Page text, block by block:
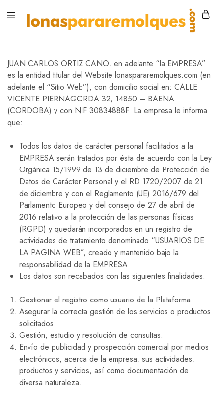
Lonas
para
remolques
Lonas
a
medida
remolques
JUAN CARLOS ORTIZ CANO, en adelante “la EMPRESA”
es la entidad titular del Website lonaspararemolques.com (en
adelante el “Sitio Web”), con domicilio social en: CALLE
VICENTE PIERNAGORDA 32, 14850 – BAENA
(CORDOBA) y con NIF 30834888F. La empresa le informa
que:
Todos los datos de carácter personal facilitados a la
EMPRESA serán tratados por ésta de acuerdo con la Ley
Orgánica 15/1999 de 13 de diciembre de Protección de
Datos de Carácter Personal y el RD 1720/2007 de 21
de diciembre y con el Reglamento (UE) 2016/679 del
Parlamento Europeo y del consejo de 27 de abril de
2016 relativo a la protección de las personas físicas
(RGPD) y quedarán incorporados en un registro de
actividades de tratamiento denominado “USUARIOS DE
LA PAGINA WEB”, creado y mantenido bajo la
responsabilidad de la EMPRESA.
Los datos son recabados con las siguientes finalidades:
Gestionar el registro como usuario de la Plataforma.
Asegurar la correcta gestión de los servicios o productos
solicitados.
Gestión, estudio y resolución de consultas.
Envío de publicidad y prospección comercial por medios
electrónicos, acerca de la empresa, sus actividades,
productos y servicios, así como documentación de
diversa naturaleza.